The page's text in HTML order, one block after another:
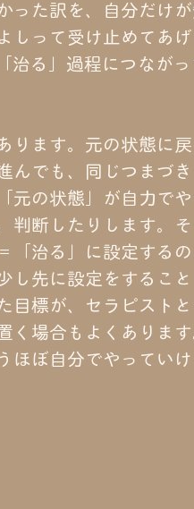
った訳を、自分だけが
しって受け止めてあげ
治る」過程につながっ
ります。元の状態に戻
んでも、同じつまづき
元の状態」が自力でや
判断したりします。そ
「治る」に設定するの
し先に設定をすること
目標が、セラピスト
場合もよくあります
ほぼ自分でやっていけ